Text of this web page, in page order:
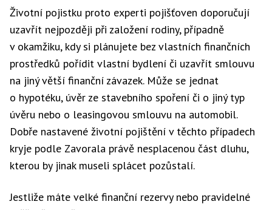
• zjistěte si, co vše obsahuje základní nabídka
životní pojistky (která připojištění, bonusy atd.)
• ptejte se na to, jak si můžete vybírat investiční
strategii či přímo podílové fondy (zda stačí
investiční dotazník atd.)
• zjistěte si, jaké poplatky s danou pojistkou
souvisejí (tedy kolik zaplatíte za nákup podílových
jednotek či za správu fondu, na kolik vás přijde
vedení individuálního účtu, kolik stojí změna
pojistné částky či pojistného či investiční strategie)
Životní pojistku proto experti pojišťoven doporučují
uzavřít nejpozději při založení rodiny, případně
v okamžiku, kdy si plánujete bez vlastních finančních
prostředků pořídit vlastní bydlení či uzavřít smlouvu
na jiný větší finanční závazek. Může se jednat
o hypotéku, úvěr ze stavebního spoření či o jiný typ
úvěru nebo o leasingovou smlouvu na automobil.
Dobře nastavené životní pojištění v těchto případech
kryje podle Zavorala právě nesplacenou část dluhu,
kterou by jinak museli splácet pozůstalí.
Jestliže máte velké finanční rezervy nebo pravidelné